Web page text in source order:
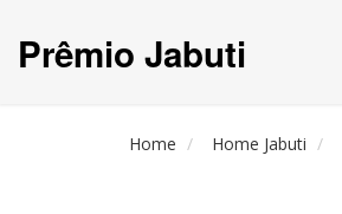
Prêmio Jabuti
Home Home Jabuti